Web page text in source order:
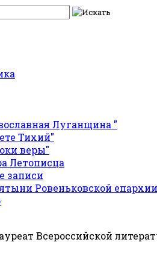
Луганщина "
Тихий"
веры"
Летописца
записи
Ровеньковской епархии
Всероссийской